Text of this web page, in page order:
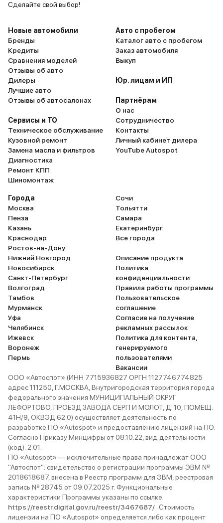
Сделайте свой выбор!
Новые автомобили
Бренды
Кредиты
Сравнения моделей
Отзывы об авто
Дилеры
Лучшие авто
Отзывы об автосалонах
Сервисы и ТО
Техническое обслуживание
Кузовной ремонт
Замена масла и фильтров
Диагностика
Ремонт КПП
Шиномонтаж
Авто с пробегом
Каталог авто с пробегом
Заказ автомобиля
Выкуп
Юр. лицам и ИП
Партнёрам
О нас
Сотрудничество
Контакты
Личный кабинет дилера
YouTube Autospot
Города
Москва
Пенза
Казань
Краснодар
Ростов-на-Дону
Нижний Новгород
Новосибирск
Санкт-Петербург
Волгоград
Тамбов
Мурманск
Уфа
Челябинск
Ижевск
Воронеж
Пермь
Сочи
Тольятти
Самара
Екатеринбург
Все города
Описание продукта
Политика
конфиденциальности
Правила работы программы
Пользовательское
соглашение
Согласие на получение
рекламных рассылок
Политика для контента,
генерируемого
пользователями
Вакансии
ООО «Автоспот» (ИНН 7715936827 ОРГН 1127746774825
адрес 111250, Г.МОСКВА, Внутригородская территория города
федерального значения МУНИЦИПАЛЬНЫЙ ОКРУГ
ЛЕФОРТОВО, ПРОЕЗД ЗАВОДА СЕРП И МОЛОТ, Д. 10, ПОМЕЩ.
41Н/9, ОКВЭД 62.0) осуществляет деятельность по
разработке ПО «Autospot» и предоставлению лицензий на ПО.
Согласно Приказу Минцифры от 08.10.22, вид деятельности
(код): 2.01.
ПО «Autospot» — исключительные права принадлежат ООО
"Автоспот": свидетельство о регистрации программы ЭВМ №
2018618687, внесена в Реестр программ для ЭВМ, реестровая
запись № 28745 от 09.07.2025 г. Функциональные
характеристики Программы указаны по ссылке:
https://reestr.digital.gov.ru/reestr/3467687/ . Стоимость
лицензии на ПО «Autospot» определяется либо как процент